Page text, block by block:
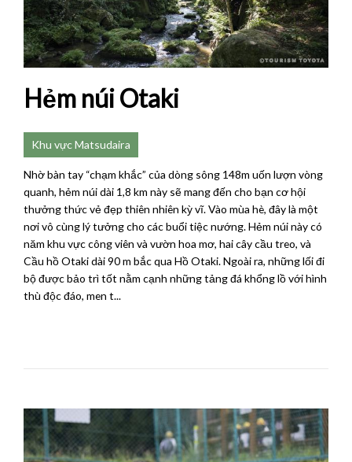
Hẻm núi Otaki
Khu vực Matsudaira
Nhờ bàn tay “chạm khắc” của dòng sông 148m uốn lượn vòng
quanh, hẻm núi dài 1,8 km này sẽ mang đến cho bạn cơ hội
thưởng thức vẻ đẹp thiên nhiên kỳ vĩ. Vào mùa hè, đây là một
nơi vô cùng lý tưởng cho các buổi tiệc nướng. Hẻm núi này có
năm khu vực công viên và vườn hoa mơ, hai cây cầu treo, và
Cầu hồ Otaki dài 90 m bắc qua Hồ Otaki. Ngoài ra, những lối đi
bộ được bảo trì tốt nằm cạnh những tảng đá khổng lồ với hình
thù độc đáo, men t...